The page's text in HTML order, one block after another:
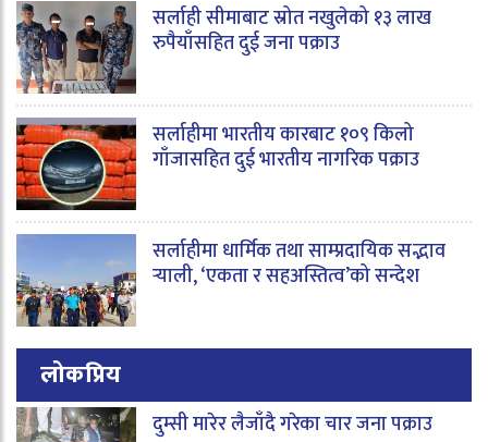
सर्लाही सीमाबाट स्रोत नखुलेको १३ लाख
रुपैयाँसहित दुई जना पक्राउ
सर्लाहीमा भारतीय कारबाट १०९ किलो
गाँजासहित दुई भारतीय नागरिक पक्राउ
सर्लाहीमा धार्मिक तथा साम्प्रदायिक सद्भाव
र्‍याली, ‘एकता र सहअस्तित्व’को सन्देश
लोकप्रिय
दुम्सी मारेर लैजाँदै गरेका चार जना पक्राउ